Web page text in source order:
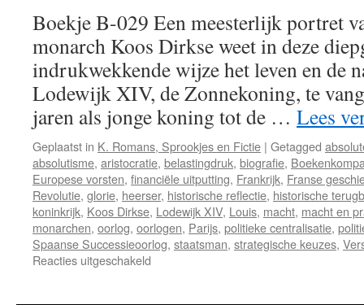
Boekje B-029 Een meesterlijk portret
monarch Koos Dirkse weet in deze
indrukwekkende wijze het leven en de
Lodewijk XIV, de Zonnekoning, te
jaren als jonge koning tot de … Lees
Geplaatst in K. Romans, Sprookjes en Fictie | Getagged
absolutisme, aristocratie, belastingdruk, biografie,
Europese vorsten, financiële uitputting, Frankrijk, Franse
Revolutie, glorie, heerser, historische reflectie, historische
koninkrijk, Koos Dirkse, Lodewijk XIV, Louis, macht, macht en
monarchen, oorlog, oorlogen, Parijs, politieke centralisatie,
Spaanse Successieoorlog, staatsman, strategische keuzes,
Reacties uitgeschakeld